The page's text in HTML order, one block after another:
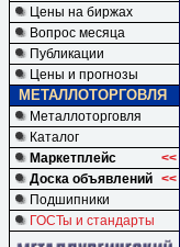
Цены на биржах
Вопрос месяца
Публикации
Цены и прогнозы
МЕТАЛЛОТОРГОВЛЯ
Металлоторговля
Каталог
Маркетплейс
<<
Доска объявлений <<
Подшипники
ГОСТы и стандарты